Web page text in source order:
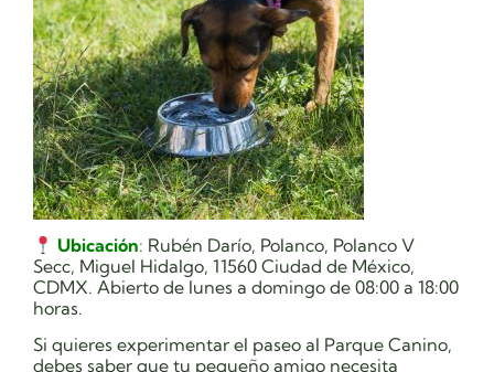
Ubicación: Rubén Darío, Polanco, Polanco V
Secc, Miguel Hidalgo, 11560 Ciudad de México,
CDMX. Abierto de lunes a domingo de 08:00 a 18:00
horas.
Si quieres experimentar el paseo al Parque Canino,
debes saber que tu pequeño amigo necesita